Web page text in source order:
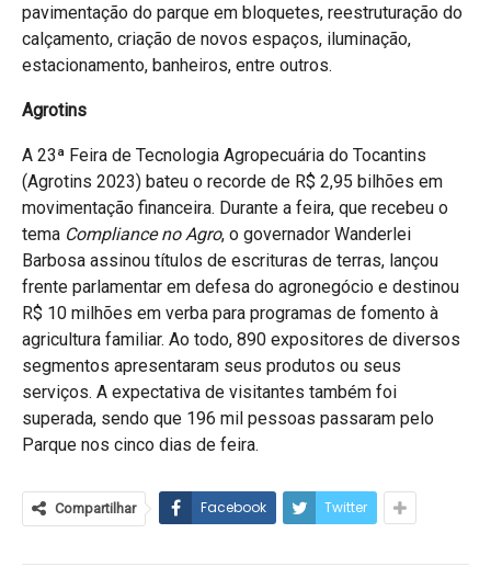
pavimentação do parque em bloquetes, reestruturação do
calçamento, criação de novos espaços, iluminação,
estacionamento, banheiros, entre outros.
Agrotins
A 23ª Feira de Tecnologia Agropecuária do Tocantins
(Agrotins 2023) bateu o recorde de R$ 2,95 bilhões em
movimentação financeira. Durante a feira, que recebeu o
tema Compliance no Agro, o governador Wanderlei
Barbosa assinou títulos de escrituras de terras, lançou
frente parlamentar em defesa do agronegócio e destinou
R$ 10 milhões em verba para programas de fomento à
agricultura familiar. Ao todo, 890 expositores de diversos
segmentos apresentaram seus produtos ou seus
serviços. A expectativa de visitantes também foi
superada, sendo que 196 mil pessoas passaram pelo
Parque nos cinco dias de feira.
Compartilhar Facebook Twitter